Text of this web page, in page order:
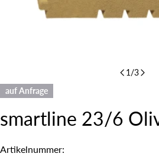
1/3
auf Anfrage
smartline 23/6
Artikelnummer: